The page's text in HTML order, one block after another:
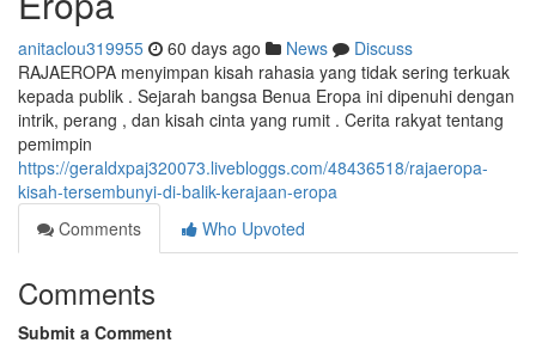
anitaclou319955 60 days ago News
Discuss
RAJAEROPA menyimpan kisah rahasia yang tidak sering terkuak
kepada publik . Sejarah bangsa Benua Eropa ini dipenuhi dengan
intrik, perang , dan kisah cinta yang rumit . Cerita rakyat tentang
pemimpin
https://geraldxpaj320073.livebloggs.com/48436518/rajaeropa-
kisah-tersembunyi-di-balik-kerajaan-eropa
Comments
Who Upvoted
Comments
Submit a Comment